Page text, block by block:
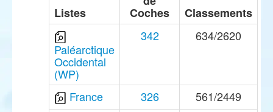
Listes Coches Classements
Paléarctique
Occidental
(WP)
342 634/2620
France 326
561/2449